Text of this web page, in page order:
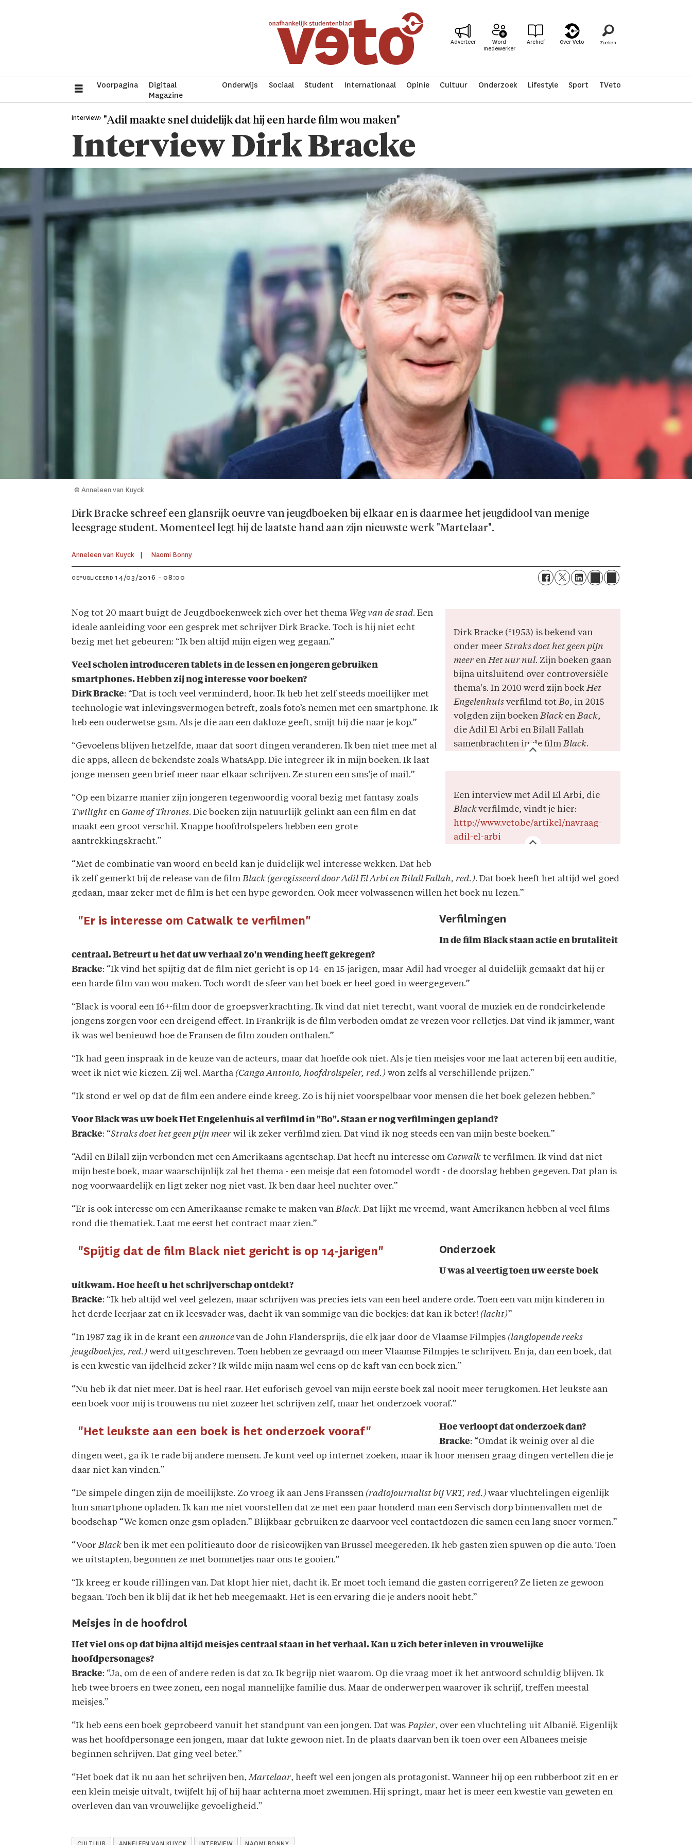
Adverteer
Word
medewerker
Archief Over Veto
Voorpagina
Digitaal
Magazine
Onderwijs Sociaal Student Internationaal Opinie Cultuur Onderzoek Lifestyle Sport TVeto
interview> "Adil maakte snel duidelijk dat hij een harde film wou maken"
Interview Dirk Bracke
© Anneleen van Kuyck
Dirk Bracke schreef een glansrijk oeuvre van jeugdboeken bij elkaar en is daarmee het jeugdidool van menige
leesgrage student. Momenteel legt hij de laatste hand aan zijn nieuwste werk "Martelaar".
Anneleen van Kuyck Naomi Bonny
GEPUBLICEERD 14/03/2016 - 08:00
Dirk Bracke (°1953) is bekend van
onder meer Straks doet het geen pijn
meerenHet uur nul. Zijn boeken gaan
bijna uitsluitend over controversiële
thema's. In 2010 werd zijn boekHet
Engelenhuisverfilmd totBo, in 2015
volgden zijn boekenBlack enBack,
die Adil El Arbi en Bilall Fallah
samenbrachten in de filmBlack.
Een interview met Adil El Arbi, die
Blackverfilmde, vindt je hier:
http://www.veto.be/artikel/navraag-
adil-el-arbi
Nog tot 20 maart buigt de Jeugdboekenweek zich over het thema Weg van de stad. Een
ideale aanleiding voor een gesprek met schrijver Dirk Bracke. Toch is hij niet echt
bezig met het gebeuren: “Ik ben altijd mijn eigen weg gegaan.”
Veel scholen introduceren tablets in de lessen en jongeren gebruiken
smartphones. Hebben zij nog interesse voor boeken?
Dirk Bracke: “Dat is toch veel verminderd, hoor. Ik heb het zelf steeds moeilijker met
technologie wat inlevingsvermogen betreft, zoals foto’s nemen met een smartphone. Ik
heb een ouderwetse gsm. Als je die aan een dakloze geeft, smijt hij die naar je kop.”
“Gevoelens blijven hetzelfde, maar dat soort dingen veranderen. Ik ben niet mee met al
die apps, alleen de bekendste zoals WhatsApp. Die integreer ik in mijn boeken. Ik laat
jonge mensen geen brief meer naar elkaar schrijven. Ze sturen een sms’je of mail.”
“Op een bizarre manier zijn jongeren tegenwoordig vooral bezig met fantasy zoals
Twilight en Game of Thrones. Die boeken zijn natuurlijk gelinkt aan een film en dat
maakt een groot verschil. Knappe hoofdrolspelers hebben een grote
aantrekkingskracht.”
“Met de combinatie van woord en beeld kan je duidelijk wel interesse wekken. Dat heb
ik zelf gemerkt bij de release van de filmBlack (geregisseerd door Adil El Arbi en Bilall Fallah, red.). Dat boek heeft het altijd wel goed
gedaan, maar zeker met de film is het een hype geworden. Ook meer volwassenen willen het boek nu lezen.”
"Er is interesse om Catwalk te verfilmen" Verfilmingen
In de film Black staan actie en brutaliteit
centraal. Betreurt u het dat uw verhaal zo'n wending heeft gekregen?
Bracke: “Ik vind het spijtig dat de film niet gericht is op 14- en 15-jarigen, maar Adil had vroeger al duidelijk gemaakt dat hij er
een harde film van wou maken. Toch wordt de sfeer van het boek er heel goed in weergegeven.”
“Black is vooral een 16+-film door de groepsverkrachting. Ik vind dat niet terecht, want vooral de muziek en de rondcirkelende
jongens zorgen voor een dreigend effect. In Frankrijk is de film verboden omdat ze vrezen voor relletjes. Dat vind ik jammer, want
ik was wel benieuwd hoe de Fransen de film zouden onthalen.”
“Ik had geen inspraak in de keuze van de acteurs, maar dat hoefde ook niet. Als je tien meisjes voor me laat acteren bij een auditie,
weet ik niet wie kiezen. Zij wel. Martha (Canga Antonio, hoofdrolspeler, red.) won zelfs al verschillende prijzen.”
“Ik stond er wel op dat de film een andere einde kreeg. Zo is hij niet voorspelbaar voor mensen die het boek gelezen hebben.”
Voor Black was uw boek Het Engelenhuis al verfilmd in "Bo". Staan er nog verfilmingen gepland?
Bracke: “Straks doet het geen pijn meerwil ik zeker verfilmd zien. Dat vind ik nog steeds een van mijn beste boeken.”
“Adil en Bilall zijn verbonden met een Amerikaans agentschap. Dat heeft nu interesse om Catwalk te verfilmen. Ik vind dat niet
mijn beste boek, maar waarschijnlijk zal het thema - een meisje dat een fotomodel wordt - de doorslag hebben gegeven. Dat plan is
nog voorwaardelijk en ligt zeker nog niet vast. Ik ben daar heel nuchter over.”
“Er is ook interesse om een Amerikaanse remake te maken vanBlack. Dat lijkt me vreemd, want Amerikanen hebben al veel films
rond die thematiek. Laat me eerst het contract maar zien.”
"Spijtig dat de film Black niet gericht is op 14-jarigen" Onderzoek
U was al veertig toen uw eerste boek
uitkwam. Hoe heeft u het schrijverschap ontdekt?
Bracke: “Ik heb altijd wel veel gelezen, maar schrijven was precies iets van een heel andere orde. Toen een van mijn kinderen in
het derde leerjaar zat en ik leesvader was, dacht ik van sommige van die boekjes: dat kan ik beter! (lacht)”
“In 1987 zag ik in de krant eenannoncevan de John Flandersprijs, die elk jaar door de Vlaamse Filmpjes (langlopende reeks
jeugdboekjes, red.) werd uitgeschreven. Toen hebben ze gevraagd om meer Vlaamse Filmpjes te schrijven. En ja, dan een boek, dat
is een kwestie van ijdelheid zeker? Ik wilde mijn naam wel eens op de kaft van een boek zien.”
“Nu heb ik dat niet meer. Dat is heel raar. Het euforisch gevoel van mijn eerste boek zal nooit meer terugkomen. Het leukste aan
een boek voor mij is trouwens nu niet zozeer het schrijven zelf, maar het onderzoek vooraf.”
"Het leukste aan een boek is het onderzoek vooraf"
Hoe verloopt dat onderzoek dan?
Bracke: “Omdat ik weinig over al die
dingen weet, ga ik te rade bij andere mensen. Je kunt veel op internet zoeken, maar ik hoor mensen graag dingen vertellen die je
daar niet kan vinden.”
“De simpele dingen zijn de moeilijkste. Zo vroeg ik aan Jens Franssen (radiojournalist bij VRT, red.)waar vluchtelingen eigenlijk
hun smartphone opladen. Ik kan me niet voorstellen dat ze met een paar honderd man een Servisch dorp binnenvallen met de
boodschap “We komen onze gsm opladen.” Blijkbaar gebruiken ze daarvoor veel contactdozen die samen een lang snoer vormen.”
“VoorBlack ben ik met een politieauto door de risicowijken van Brussel meegereden. Ik heb gasten zien spuwen op die auto. Toen
we uitstapten, begonnen ze met bommetjes naar ons te gooien.”
“Ik kreeg er koude rillingen van. Dat klopt hier niet, dacht ik. Er moet toch iemand die gasten corrigeren? Ze lieten ze gewoon
begaan. Toch ben ik blij dat ik het heb meegemaakt. Het is een ervaring die je anders nooit hebt.”
Meisjes in de hoofdrol
Het viel ons op dat bijna altijd meisjes centraal staan in het verhaal. Kan u zich beter inleven in vrouwelijke
hoofdpersonages?
Bracke: “Ja, om de een of andere reden is dat zo. Ik begrijp niet waarom. Op die vraag moet ik het antwoord schuldig blijven. Ik
heb twee broers en twee zonen, een nogal mannelijke familie dus. Maar de onderwerpen waarover ik schrijf, treffen meestal
meisjes.”
“Ik heb eens een boek geprobeerd vanuit het standpunt van een jongen. Dat wasPapier, over een vluchteling uit Albanië. Eigenlijk
was het hoofdpersonage een jongen, maar dat lukte gewoon niet. In de plaats daarvan ben ik toen over een Albanees meisje
beginnen schrijven. Dat ging veel beter.”
“Het boek dat ik nu aan het schrijven ben,Martelaar, heeft wel een jongen als protagonist. Wanneer hij op een rubberboot zit en er
een klein meisje uitvalt, twijfelt hij of hij haar achterna moet zwemmen. Hij springt, maar het is meer een kwestie van geweten en
overleven dan van vrouwelijke gevoeligheid.”